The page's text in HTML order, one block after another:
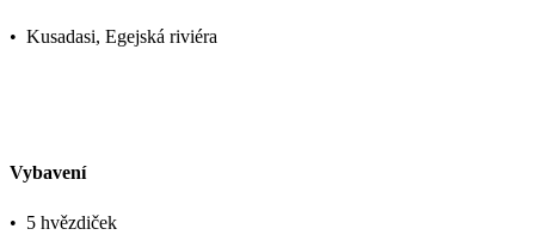
• Kusadasi, Egejská riviéra
Vybavení
• 5 hvězdiček